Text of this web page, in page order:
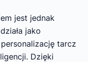
jest jednak
jako
tarcz
Dzięki